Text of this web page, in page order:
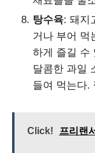
탕수육: 돼지
거나 부어 먹
하게 즐길 수
달콤한 과일
들여 먹는다.
Click!
프리랜